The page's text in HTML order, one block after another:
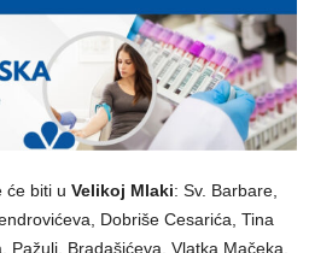
će biti u Velikoj Mlaki: Sv. Barbare,
Dobriše Cesarića, Tina
Pažuli, Bradašićeva, Vlatka Mačeka,